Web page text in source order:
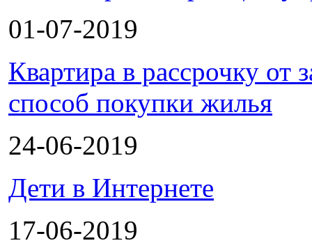
01-07-2019
Квартира в рассрочку
способ покупки жилья
24-06-2019
Дети в Интернете
17-06-2019